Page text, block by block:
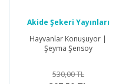
Akide Şekeri Yayınları
Hayvanlar Konuşuyor |
Şeyma Şensoy
530,00 TL